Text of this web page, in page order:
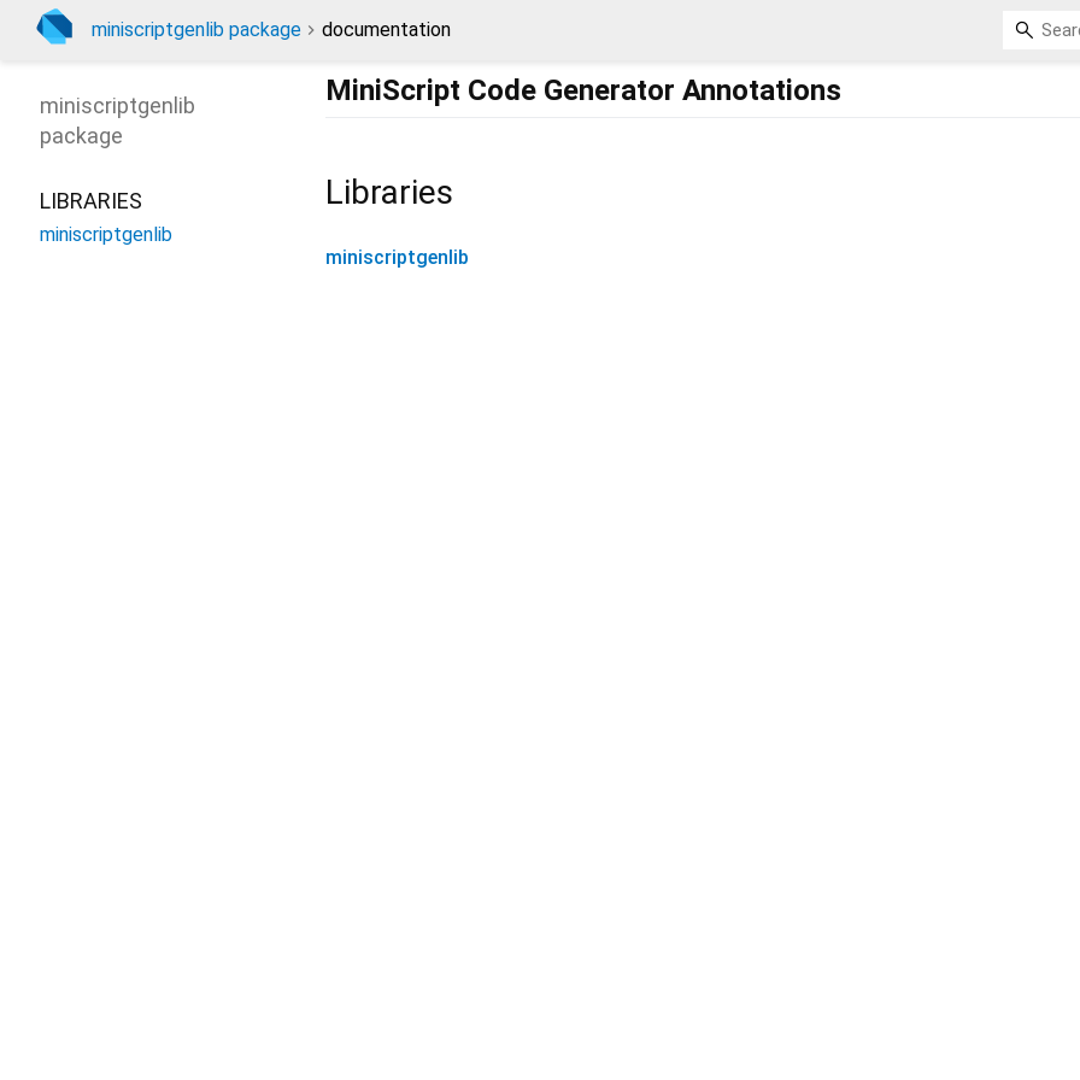
miniscriptgenlib package documentation
MiniScript Code Generator Annotations
Libraries
miniscriptgenlib
miniscriptgenlib
package
LIBRARIES
miniscriptgenlib